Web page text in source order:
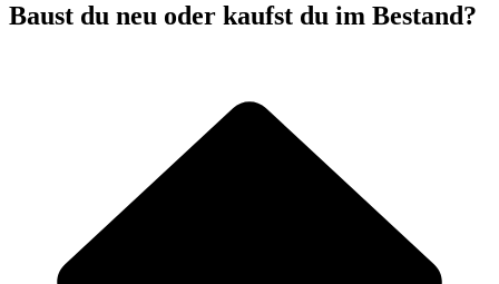
Baust du neu oder kaufst du im Bestand?